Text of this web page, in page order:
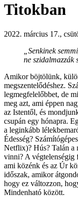
Titokban
2022. március 17.,
„Senkinek
ne
Amikor böjtölünk,
megszentelődéshez.
legmegfelelőbbet, de
meg azt, ami éppen
az Istentől, és
csupán egy hónapra.
a leginkább
Édesség?
Netflix)? Hús? Talán a
vinni? A végtelenségig
ami közénk és az Úr
időszak, amikor
hogy ez változzon,
Mindenható között.